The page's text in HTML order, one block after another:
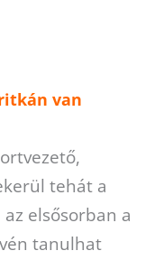
van
tehát a
elsősorban a
tanulhat